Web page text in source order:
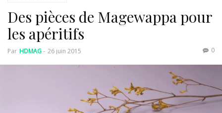
Des pièces de Magewappa pour
les apéritifs
Par HDMAG- 26 juin 2015 0